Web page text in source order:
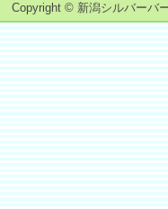
Copyright © 新潟シルバーバ